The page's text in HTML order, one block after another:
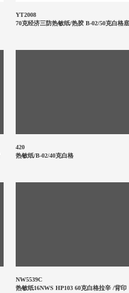
YT2008
70克经济三防热敏纸/热胶 B-02/50克白格底
420
热敏纸/B-02/40克白格
NW5539C
热敏纸16NWS HP103 60克白格拉辛 /背印